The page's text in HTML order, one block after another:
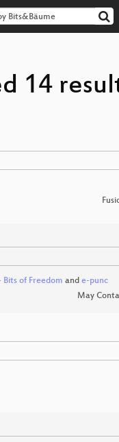
14
of Freedom and e-punc
May